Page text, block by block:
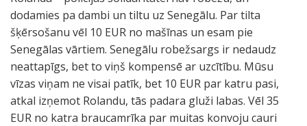
dodamies pa dambi un tiltu uz Senegālu. Par tilta
šķērsošanu vēl 10 EUR no mašīnas un esam pie
Senegālas vārtiem. Senegālu robežsargs ir nedaudz
neattapīgs, bet to viņš kompensē ar uzcītību. Mūsu
vīzas viņam ne visai patīk, bet 10 EUR par katru pasi,
atkal izņemot Rolandu, tās padara gluži labas. Vēl 35
EUR no katra braucamrīka par muitas konvoju cauri